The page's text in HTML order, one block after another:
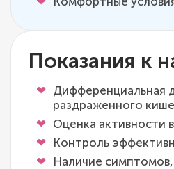
Показания к
Дифференциальная
раздраженного
Оценка активности
Контроль
Наличие